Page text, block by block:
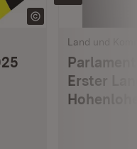
Land und
Erster